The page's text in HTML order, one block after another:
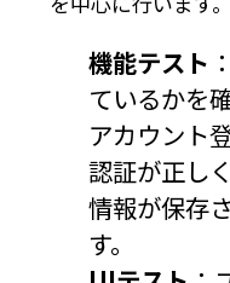
機能テスト
ているかを
アカウント
認証が正し
情報が保存
す。